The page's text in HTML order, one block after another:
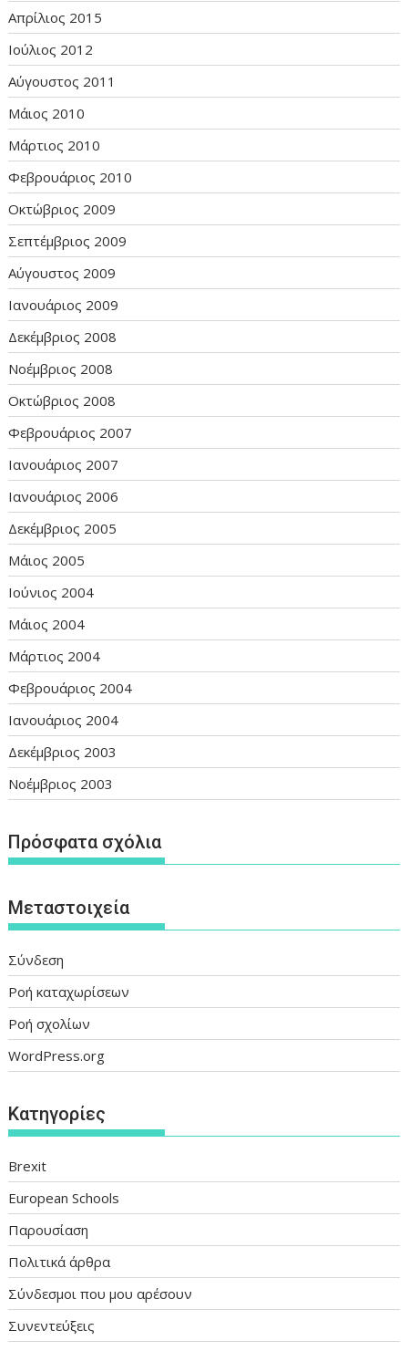
Απρίλιος 2015
Ιούλιος 2012
Αύγουστος 2011
Μάιος 2010
Μάρτιος 2010
Φεβρουάριος 2010
Οκτώβριος 2009
Σεπτέμβριος 2009
Αύγουστος 2009
Ιανουάριος 2009
Δεκέμβριος 2008
Νοέμβριος 2008
Οκτώβριος 2008
Φεβρουάριος 2007
Ιανουάριος 2007
Ιανουάριος 2006
Δεκέμβριος 2005
Μάιος 2005
Ιούνιος 2004
Μάιος 2004
Μάρτιος 2004
Φεβρουάριος 2004
Ιανουάριος 2004
Δεκέμβριος 2003
Νοέμβριος 2003
Πρόσφατα σχόλια
Μεταστοιχεία
Σύνδεση
Ροή καταχωρίσεων
Ροή σχολίων
WordPress.org
Kατηγορίες
Brexit
European Schools
Παρουσίαση
Πολιτικά άρθρα
Σύνδεσμοι που μου αρέσουν
Συνεντεύξεις